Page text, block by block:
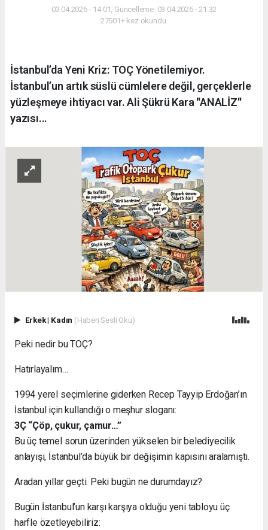
03.04.2026 - 14:01, Güncelleme: 03.04.2026 - 21:32
27501+ kez okundu.
İstanbul’da Yeni Kriz: TOÇ Yönetilemiyor.
İstanbul’un artık süslü cümlelere değil, gerçeklerle
yüzleşmeye ihtiyacı var. Ali Şükrü Kara ''ANALİZ''
yazısı...
Erkek| Kadın (Haberi Sesli Oku)
Peki nedir bu TOÇ?
Hatırlayalım…
1994 yerel seçimlerine giderken Recep Tayyip Erdoğan’ın
İstanbul için kullandığı o meşhur sloganı:
3Ç “Çöp, çukur, çamur…”
Bu üç temel sorun üzerinden yükselen bir belediyecilik
anlayışı, İstanbul’da büyük bir değişimin kapısını aralamıştı.
Aradan yıllar geçti. Peki bugün ne durumdayız?
Bugün İstanbul’un karşı karşıya olduğu yeni tabloyu üç
harfle özetleyebiliriz: